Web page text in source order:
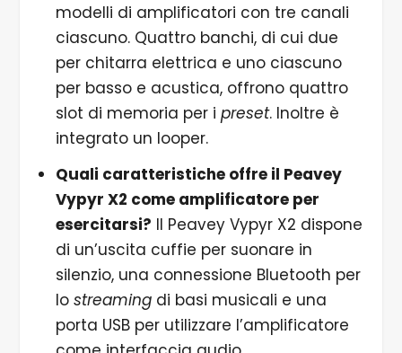
modelli di amplificatori con tre canali
ciascuno. Quattro banchi, di cui due
per chitarra elettrica e uno ciascuno
per basso e acustica, offrono quattro
slot di memoria per i preset. Inoltre è
integrato un looper.
Quali caratteristiche offre il Peavey
Vypyr X2 come amplificatore per
esercitarsi? Il Peavey Vypyr X2 dispone
di un’uscita cuffie per suonare in
silenzio, una connessione Bluetooth per
lo streaming di basi musicali e una
porta USB per utilizzare l’amplificatore